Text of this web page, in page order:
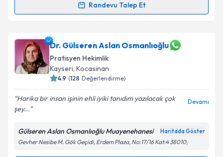
Randevu Talep Et
takvim hazırlandığında e-posta ile bilgilendireceğiz.
E-posta Adresiniz
kapsamda işlenmesini kabul ediyorum.
Dr. Gülseren Aslan Osmanlıoğlu
Pratisyen Hekimlik
Kayseri, Kocasinan
4.9 (128 Değerlendirme)
Harika bir insan işinin ehli iyiki tanıdım yazılacak çok
şey...
Devamı
Gülseren Aslan Osmanlıoğlu Muayenehanesi Haritada Göster
Gevher Nesibe M. Gök Geçidi, Erdem Plaza, No:17/16 Kat:4 38010,